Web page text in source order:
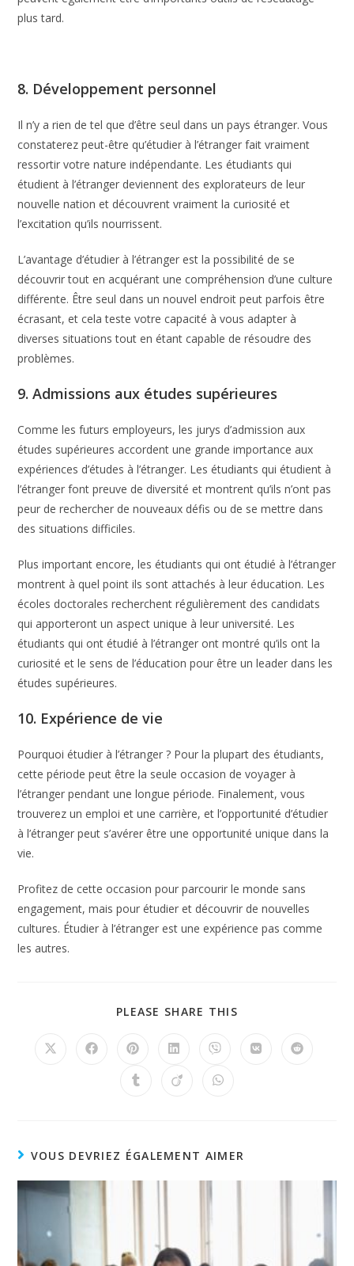
plus tard.
8. Développement personnel
Il n’y a rien de tel que d’être seul dans un pays étranger. Vous
constaterez peut-être qu’étudier à l’étranger fait vraiment
ressortir votre nature indépendante. Les étudiants qui
étudient à l’étranger deviennent des explorateurs de leur
nouvelle nation et découvrent vraiment la curiosité et
l’excitation qu’ils nourrissent.
L’avantage d’étudier à l’étranger est la possibilité de se
découvrir tout en acquérant une compréhension d’une culture
différente. Être seul dans un nouvel endroit peut parfois être
écrasant, et cela teste votre capacité à vous adapter à
diverses situations tout en étant capable de résoudre des
problèmes.
9. Admissions aux études supérieures
Comme les futurs employeurs, les jurys d’admission aux
études supérieures accordent une grande importance aux
expériences d’études à l’étranger. Les étudiants qui étudient à
l’étranger font preuve de diversité et montrent qu’ils n’ont pas
peur de rechercher de nouveaux défis ou de se mettre dans
des situations difficiles.
Plus important encore, les étudiants qui ont étudié à l’étranger
montrent à quel point ils sont attachés à leur éducation. Les
écoles doctorales recherchent régulièrement des candidats
qui apporteront un aspect unique à leur université. Les
étudiants qui ont étudié à l’étranger ont montré qu’ils ont la
curiosité et le sens de l’éducation pour être un leader dans les
études supérieures.
10. Expérience de vie
Pourquoi étudier à l’étranger ? Pour la plupart des étudiants,
cette période peut être la seule occasion de voyager à
l’étranger pendant une longue période. Finalement, vous
trouverez un emploi et une carrière, et l’opportunité d’étudier
à l’étranger peut s’avérer être une opportunité unique dans la
vie.
Profitez de cette occasion pour parcourir le monde sans
engagement, mais pour étudier et découvrir de nouvelles
cultures. Étudier à l’étranger est une expérience pas comme
les autres.
PLEASE SHARE THIS
VOUS DEVRIEZ ÉGALEMENT AIMER